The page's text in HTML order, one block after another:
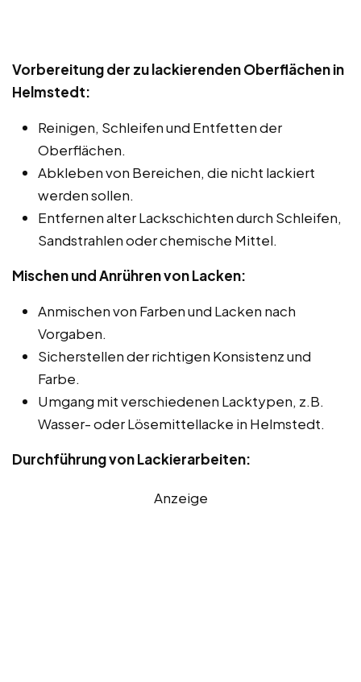
Vorbereitung der zu lackierenden Oberflächen in
Helmstedt:
Reinigen, Schleifen und Entfetten der
Oberflächen.
Abkleben von Bereichen, die nicht lackiert
werden sollen.
Entfernen alter Lackschichten durch Schleifen,
Sandstrahlen oder chemische Mittel.
Mischen und Anrühren von Lacken:
Anmischen von Farben und Lacken nach
Vorgaben.
Sicherstellen der richtigen Konsistenz und
Farbe.
Umgang mit verschiedenen Lacktypen, z.B.
Wasser- oder Lösemittellacke in Helmstedt.
Durchführung von Lackierarbeiten:
Anzeige